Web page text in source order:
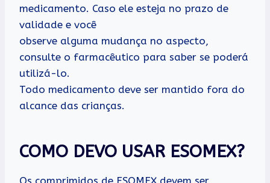
medicamento. Caso ele esteja no prazo de
validade e você
observe alguma mudança no aspecto,
consulte o farmacêutico para saber se poderá
utilizá-lo.
Todo medicamento deve ser mantido fora do
alcance das crianças.
COMO DEVO USAR ESOMEX?
Os comprimidos de ESOMEX devem ser